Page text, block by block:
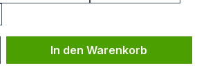
Gib den
In den Warenkorb